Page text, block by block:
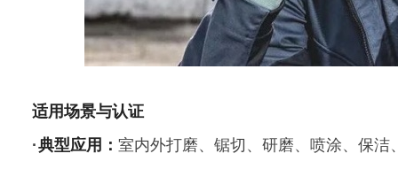
适用场景与认证
·典型应用： 室内外打磨、锯切、研磨、喷涂、保洁